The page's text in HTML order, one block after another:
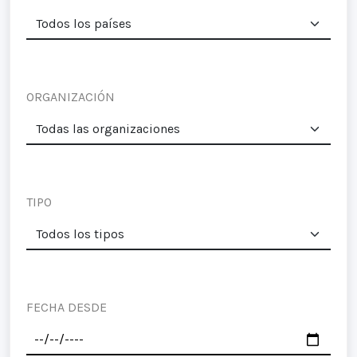
ORGANIZACIÓN
TIPO
FECHA DESDE